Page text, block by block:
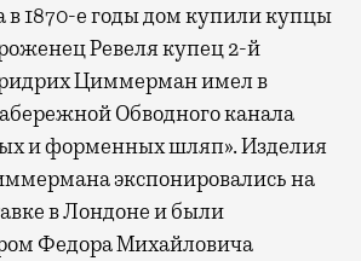
в 1870-е годы дом купили купцы
Ревеля купец 2-й
Циммерман имел в
Обводного канала
и форменных шляп». Изделия
экспонировались на
в Лондоне и были
Федора Михайловича